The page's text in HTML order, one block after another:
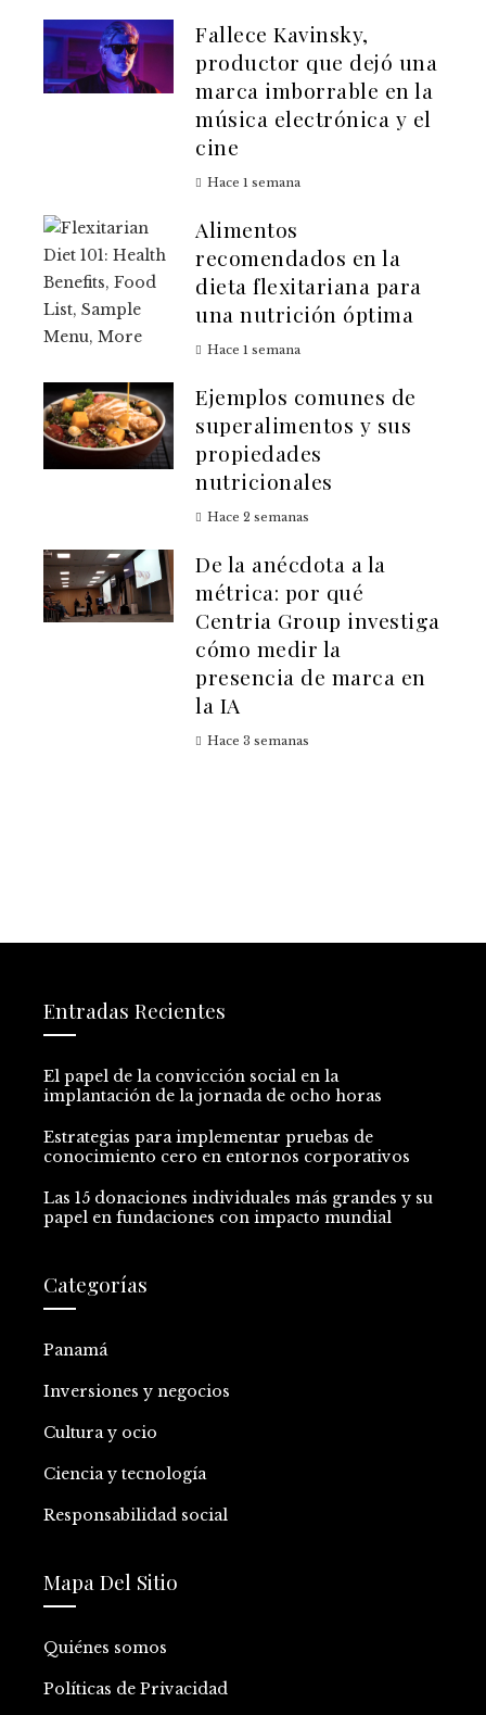
Fallece Kavinsky,
productor que dejó una
marca imborrable en la
música electrónica y el
cine
Hace 1 semana
Alimentos
recomendados en la
dieta flexitariana para
una nutrición óptima
Hace 1 semana
Ejemplos comunes de
superalimentos y sus
propiedades
nutricionales
Hace 2 semanas
De la anécdota a la
métrica: por qué
Centria Group investiga
cómo medir la
presencia de marca en
la IA
Hace 3 semanas
Entradas Recientes
El papel de la convicción social en la
implantación de la jornada de ocho horas
Estrategias para implementar pruebas de
conocimiento cero en entornos corporativos
Las 15 donaciones individuales más grandes y su
papel en fundaciones con impacto mundial
Categorías
Panamá
Inversiones y negocios
Cultura y ocio
Ciencia y tecnología
Responsabilidad social
Mapa Del Sitio
Quiénes somos
Políticas de Privacidad